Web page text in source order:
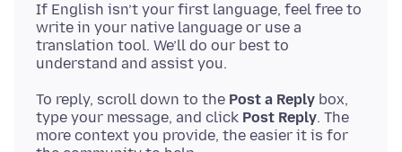
If English isn’t your first language, feel free to
write in your native language or use a
translation tool. We’ll do our best to
To reply, scroll down to the Post a Reply box,
type your message, and click Post Reply. The
more context you provide, the easier it is for